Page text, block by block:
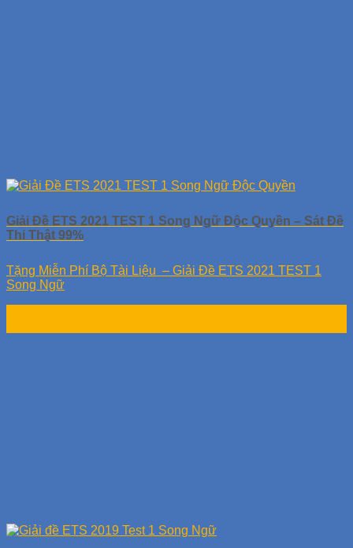
Giải Đề ETS 2021 TEST 1 Song Ngữ Độc Quyền – Sát Đề
Thi Thật 99%
Tặng Miễn Phí Bộ Tài Liệu – Giải Đề ETS 2021 TEST 1
Song Ngữ